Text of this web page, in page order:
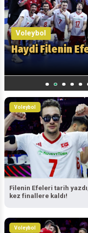
Voleybol
Filenin
Şampiyonluğu
1 2 3 4 5
Voleybol
Filenin Efeleri tarih yazdı,